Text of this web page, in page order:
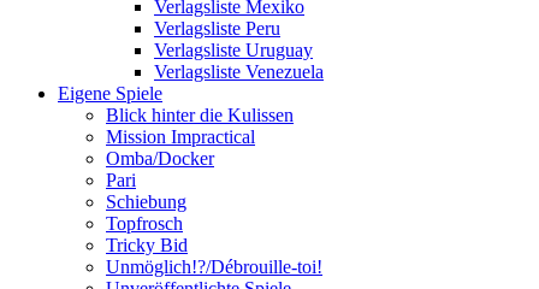
Verlagsliste Mexiko
Verlagsliste Peru
Verlagsliste Uruguay
Verlagsliste Venezuela
Eigene Spiele
Blick hinter die Kulissen
Mission Impractical
Omba/Docker
Pari
Schiebung
Topfrosch
Tricky Bid
Unmöglich!?/Débrouille-toi!